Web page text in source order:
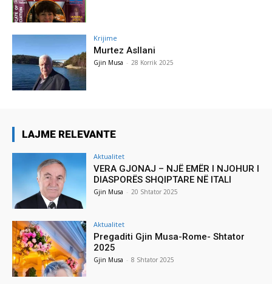
Krijime
Murtez Asllani
Gjin Musa - 28 Korrik 2025
LAJME RELEVANTE
Aktualitet
VERA GJONAJ – NJË EMËR I NJOHUR I
DIASPORËS SHQIPTARE NË ITALI
Gjin Musa - 20 Shtator 2025
Aktualitet
Pregaditi Gjin Musa-Rome- Shtator
2025
Gjin Musa - 8 Shtator 2025